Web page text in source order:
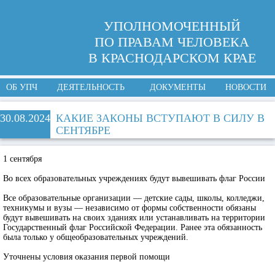
УПОЛНОМОЧЕННЫЙ
ПО ПРАВАМ ЧЕЛОВЕКА
В КРАСНОДАРСКОМ КРАЕ
ОБ УПЧ ДЕЯТЕЛЬНОСТЬ ДОКУМЕНТЫ НОВОСТИ
30.08.2024 КАКИЕ ЗАКОНЫ ВСТУПАЮТ В СИЛУ В
СЕНТЯБРЕ
1 сентября
Во всех образовательных учреждениях будут вывешивать флаг России
Все образовательные организации — детские сады, школы, колледжи,
техникумы и вузы — независимо от формы собственности обязаны
будут вывешивать на своих зданиях или устанавливать на территории
Государственный флаг Российской Федерации. Ранее эта обязанность
была только у общеобразовательных учреждений.
Уточнены условия оказания первой помощи